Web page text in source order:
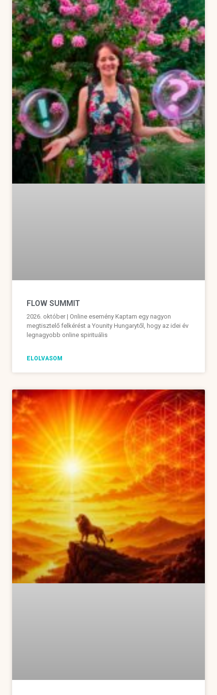
FLOW SUMMIT
2026. október | Online esemény Kaptam egy nagyon
megtisztelő felkérést a Younity Hungarytől, hogy az idei év
legnagyobb online spirituális
ELOLVASOM